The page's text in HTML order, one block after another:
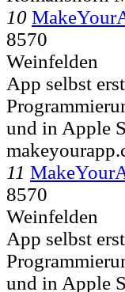
10
8570
Weinfelden
App selbst
und in Apple
11
8570
Weinfelden
App selbst
und in Apple